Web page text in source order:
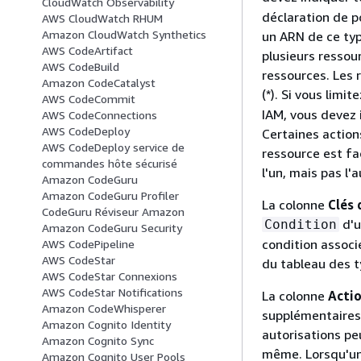
AWS CloudWatch RHUM
Amazon CloudWatch Synthetics
AWS CodeArtifact
AWS CodeBuild
Amazon CodeCatalyst
AWS CodeCommit
AWS CodeConnections
AWS CodeDeploy
AWS CodeDeploy service de
commandes hôte sécurisé
Amazon CodeGuru
Amazon CodeGuru Profiler
CodeGuru Réviseur Amazon
Amazon CodeGuru Security
AWS CodePipeline
AWS CodeStar
AWS CodeStar Connexions
AWS CodeStar Notifications
Amazon CodeWhisperer
Amazon Cognito Identity
Amazon Cognito Sync
Amazon Cognito User Pools
déclaration de
un ARN de ce
plusieurs
ressources. Les
(*). Si vous
IAM, vous
Certaines
ressource est
l'un, mais pas
La colonne Clés
Condition
condition
du tableau des
La colonne
autorisations
même.